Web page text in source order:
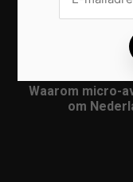
Waarom micro-
om